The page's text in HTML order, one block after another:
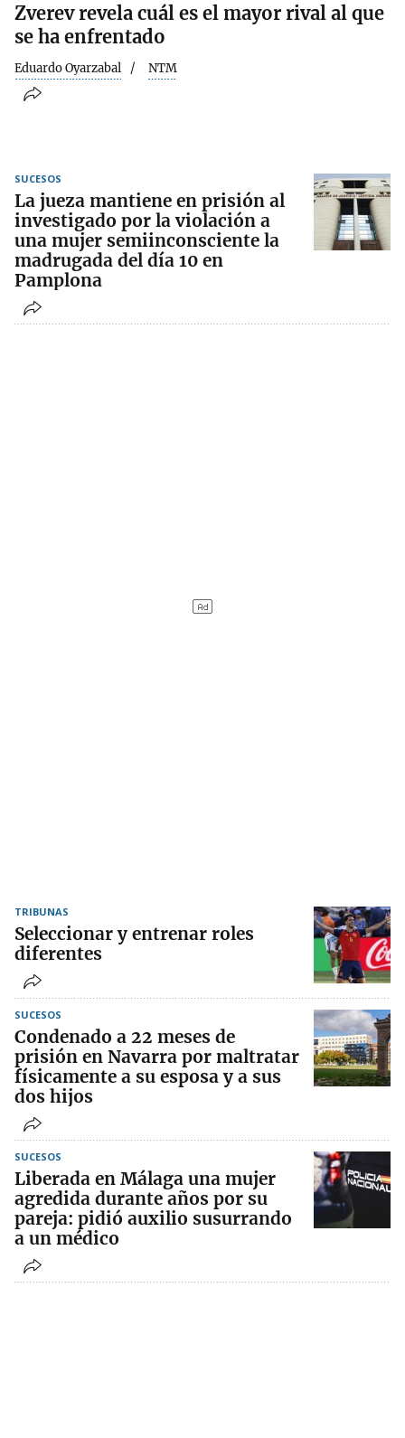
Zverev revela cuál es el mayor rival al que
se ha enfrentado
Eduardo Oyarzabal NTM
SUCESOS
La jueza mantiene en prisión al
investigado por la violación a
una mujer semiinconsciente la
madrugada del día 10 en
Pamplona
TRIBUNAS
Seleccionar y entrenar roles
diferentes
SUCESOS
Condenado a 22 meses de
prisión en Navarra por maltratar
físicamente a su esposa y a sus
dos hijos
SUCESOS
Liberada en Málaga una mujer
agredida durante años por su
pareja: pidió auxilio susurrando
a un médico